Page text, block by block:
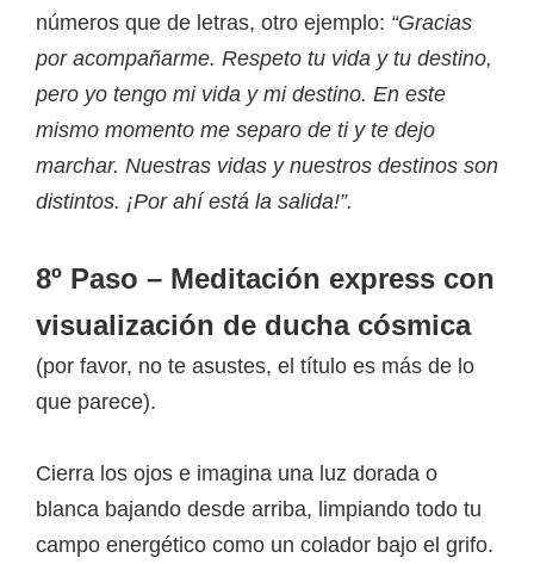
números que de letras, otro ejemplo: “Gracias
por acompañarme. Respeto tu vida y tu destino,
pero yo tengo mi vida y mi destino. En este
mismo momento me separo de ti y te dejo
marchar. Nuestras vidas y nuestros destinos son
distintos. ¡Por ahí está la salida!”.
8º Paso – Meditación express con
visualización de ducha cósmica
(por favor, no te asustes, el título es más de lo
que parece).
Cierra los ojos e imagina una luz dorada o
blanca bajando desde arriba, limpiando todo tu
campo energético como un colador bajo el grifo.